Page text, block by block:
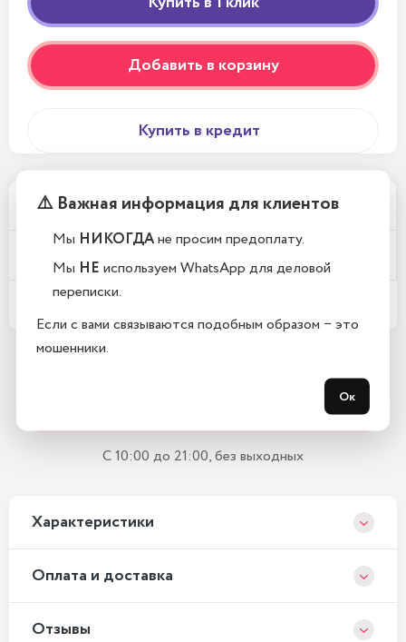
Добавить в корзину
Купить в кредит
Почему у вас такие низкие цены?
Какой срок гарантии?
С 10:00 до 21:00, без выходных
Xарактеристики
Оплата и доставка
Отзывы
⚠️ Важная информация для клиентов
Мы НИКОГДАне просим предоплату.
Мы НЕ используем WhatsApp для деловой
переписки.
Если с вами связываются подобным образом − это
мошенники.
Ок